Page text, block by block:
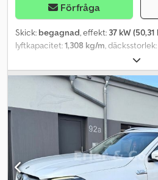
Förfråga
Skick: begagnad, effekt: 37 kW (50,31
lyftkapacitet:1,308 kg/m , däcksstorlek:
, Tillverkningsår:2023
strålkastare, huvudskydd, hytt,
BOBCAT, typ: S 450, årsmodell 2022,
BOBCAT-dieselmotor (typ: EDM02 - hk
HASTIGHETER, JOYSTICKSTYRNING,
SNABBVÄXLARE, EXTRA HYDRAULIK,
KAN EFTERMONTERAS MOT
överlastningshöjd: mm, tippvikt: kg,
HELHYTT med skjutbara sidorutor,
bakre belysning, BOBCAT